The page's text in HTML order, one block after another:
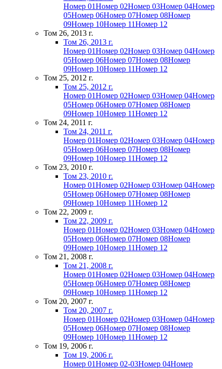
Номер 01Номер 02Номер 03Номер 04Номер
05Номер 06Номер 07Номер 08Номер
09Номер 10Номер 11Номер 12
Том 26, 2013 г.
Том 26, 2013 г.
Номер 01Номер 02Номер 03Номер 04Номер
05Номер 06Номер 07Номер 08Номер
09Номер 10Номер 11Номер 12
Том 25, 2012 г.
Том 25, 2012 г.
Номер 01Номер 02Номер 03Номер 04Номер
05Номер 06Номер 07Номер 08Номер
09Номер 10Номер 11Номер 12
Том 24, 2011 г.
Том 24, 2011 г.
Номер 01Номер 02Номер 03Номер 04Номер
05Номер 06Номер 07Номер 08Номер
09Номер 10Номер 11Номер 12
Том 23, 2010 г.
Том 23, 2010 г.
Номер 01Номер 02Номер 03Номер 04Номер
05Номер 06Номер 07Номер 08Номер
09Номер 10Номер 11Номер 12
Том 22, 2009 г.
Том 22, 2009 г.
Номер 01Номер 02Номер 03Номер 04Номер
05Номер 06Номер 07Номер 08Номер
09Номер 10Номер 11Номер 12
Том 21, 2008 г.
Том 21, 2008 г.
Номер 01Номер 02Номер 03Номер 04Номер
05Номер 06Номер 07Номер 08Номер
09Номер 10Номер 11Номер 12
Том 20, 2007 г.
Том 20, 2007 г.
Номер 01Номер 02Номер 03Номер 04Номер
05Номер 06Номер 07Номер 08Номер
09Номер 10Номер 11Номер 12
Том 19, 2006 г.
Том 19, 2006 г.
Номер 01Номер 02-03Номер 04Номер